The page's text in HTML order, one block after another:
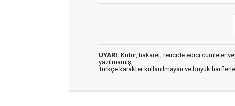
UYARI: Küfür, hakaret, rencide edici cümleler
yazılmamış,
Türkçe karakter kullanılmayan ve büyük